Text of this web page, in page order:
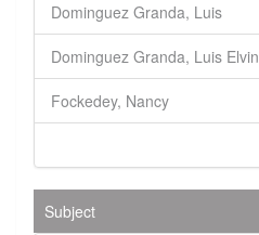
Dominguez Granda, Luis
Dominguez Granda, Luis Elvin
Fockedey, Nancy
Subject